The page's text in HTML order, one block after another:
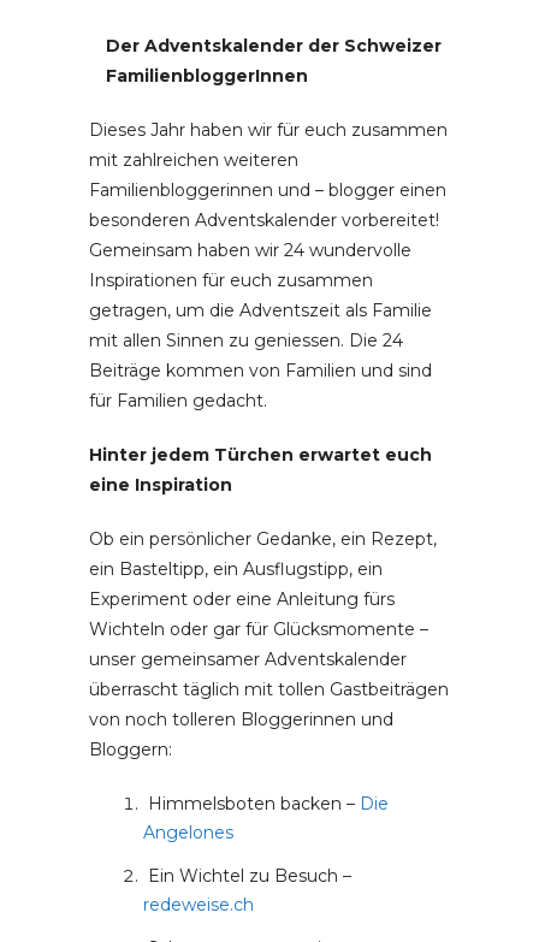
Der Adventskalender der Schweizer
FamilienbloggerInnen
Dieses Jahr haben wir für euch zusammen
mit zahlreichen weiteren
Familienbloggerinnen und – blogger einen
besonderen Adventskalender vorbereitet!
Gemeinsam haben wir 24 wundervolle
Inspirationen für euch zusammen
getragen, um die Adventszeit als Familie
mit allen Sinnen zu geniessen. Die 24
Beiträge kommen von Familien und sind
für Familien gedacht.
Hinter jedem Türchen erwartet euch
eine Inspiration
Ob ein persönlicher Gedanke, ein Rezept,
ein Basteltipp, ein Ausflugstipp, ein
Experiment oder eine Anleitung fürs
Wichteln oder gar für Glücksmomente –
unser gemeinsamer Adventskalender
überrascht täglich mit tollen Gastbeiträgen
von noch tolleren Bloggerinnen und
Bloggern:
Himmelsboten backen – Die
Angelones
Ein Wichtel zu Besuch –
redeweise.ch